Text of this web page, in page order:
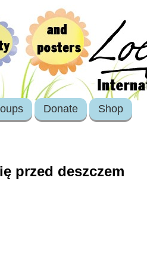
Donate Shop
przed deszczem